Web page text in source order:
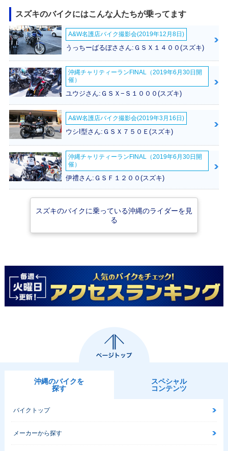
2000年 AVENIS 1
25
1999年 AVENIS 1
25・新登場
スズキのバイクにはこんな人たちが乗ってます
A&W名護店バイク撮影会(2019年12月8日)
うっちーばるぼささん:ＧＳＸ１４００(スズキ)
沖縄チャリティーランFINAL（2019年6月30日開
催）
ユウジさん:ＧＳＸ−Ｓ１０００(スズキ)
A&W名護店バイク撮影会(2019年3月16日)
ウシI型さん:ＧＳＸ７５０Ｅ(スズキ)
沖縄チャリティーランFINAL（2019年6月30日開
催）
伊禮さん:ＧＳＦ１２００(スズキ)
スズキのバイクに乗っている沖縄のライダーを見
る
沖縄のバイクを
探す
スペシャル
コンテンツ
バイクトップ
メーカーから探す